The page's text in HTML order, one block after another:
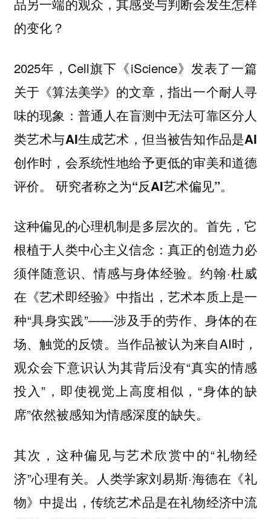
品另一端的观众，其感受与判断会发生怎样
的变化？
2025年，Cell旗下《iScience》发表了一篇
关于《算法美学》的文章，指出一个耐人寻
味的现象： 普通人在盲测中无法可靠区分人
类艺术与AI生成艺术，但当被告知作品是AI
创作时，会系统性地给予更低的审美和道德
评价。 研究者称之为“反AI艺术偏见”。
这种偏见的心理机制是多层次的。首先，它
根植于人类中心主义信念：真正的创造力必
须伴随意识、情感与身体经验。约翰·杜威
在《艺术即经验》中指出，艺术本质上是一
种“具身实践”——涉及手的劳作、身体的在
场、触觉的反馈。当作品被认为来自AI时，
观众会下意识认为其背后没有“真实的情感
投入”，即使视觉上高度相似，“身体的缺
席”依然被感知为情感深度的缺失。
其次，这种偏见与艺术欣赏中的“礼物经
济”心理有关。人类学家刘易斯·海德在《礼
物》中提出，传统艺术品是在礼物经济中流